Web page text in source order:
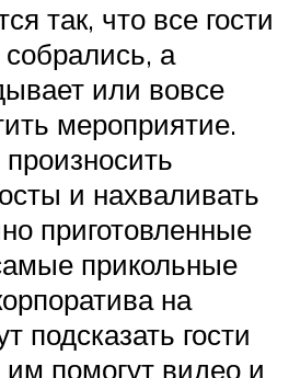
так, что все гости
а
или вовсе
мероприятие.
и нахваливать
приготовленные
прикольные
на
подсказать гости
помогут видео и